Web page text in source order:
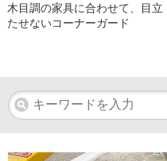
木目調の家具に合わせて、目立
たせないコーナーガード